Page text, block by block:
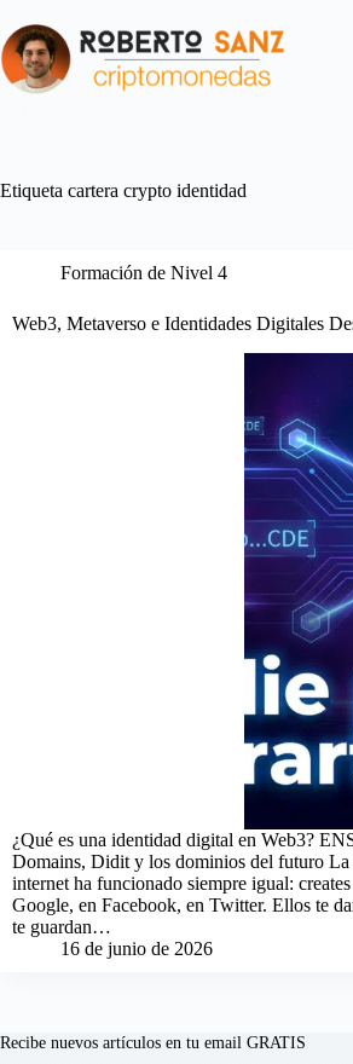
al
contenido
Etiqueta cartera crypto identidad
Formación de Nivel 4
Web3, Metaverso e Identidades Digitales
¿Qué es una identidad digital en Web3?
Domains, Didit y los dominios del futuro La
internet ha funcionado siempre igual:
Google, en Facebook, en Twitter. Ellos te
te guardan…
16 de junio de 2026
Recibe nuevos artículos en tu email GRATIS